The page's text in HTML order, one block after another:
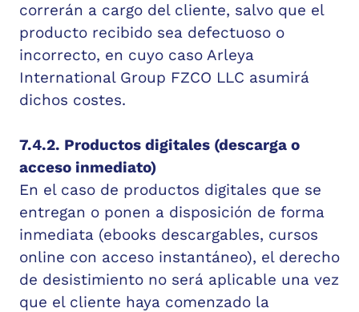
correrán a cargo del cliente, salvo que el
producto recibido sea defectuoso o
incorrecto, en cuyo caso Arleya
International Group FZCO LLC asumirá
dichos costes.
7.4.2. Productos digitales (descarga o
acceso inmediato)
En el caso de productos digitales que se
entregan o ponen a disposición de forma
inmediata (ebooks descargables, cursos
online con acceso instantáneo), el derecho
de desistimiento no será aplicable una vez
que el cliente haya comenzado la